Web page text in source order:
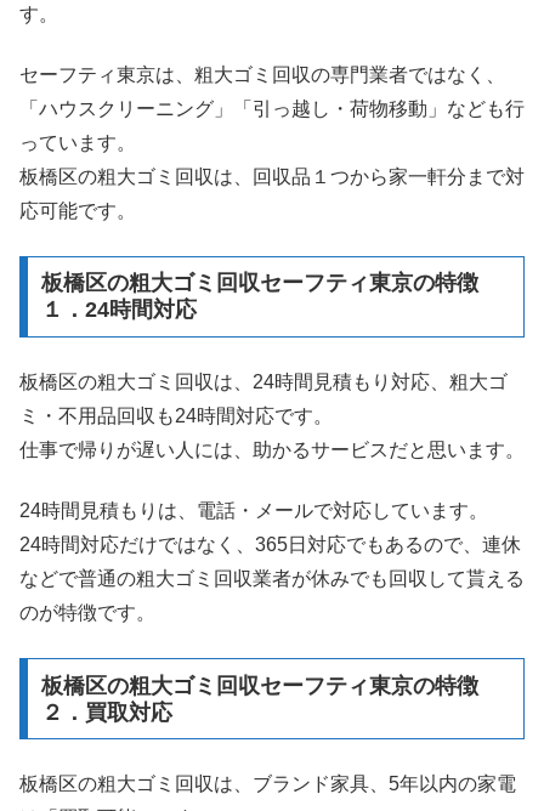
す。
セーフティ東京は、粗大ゴミ回収の専門業者ではなく、
「ハウスクリーニング」「引っ越し・荷物移動」なども行
っています。
板橋区の粗大ゴミ回収は、回収品１つから家一軒分まで対
応可能です。
板橋区の粗大ゴミ回収セーフティ東京の特徴
１．24時間対応
板橋区の粗大ゴミ回収は、24時間見積もり対応、粗大ゴ
ミ・不用品回収も24時間対応です。
仕事で帰りが遅い人には、助かるサービスだと思います。
24時間見積もりは、電話・メールで対応しています。
24時間対応だけではなく、365日対応でもあるので、連休
などで普通の粗大ゴミ回収業者が休みでも回収して貰える
のが特徴です。
板橋区の粗大ゴミ回収セーフティ東京の特徴
２．買取対応
板橋区の粗大ゴミ回収は、ブランド家具、5年以内の家電